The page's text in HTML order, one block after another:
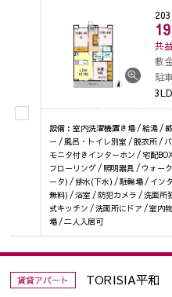
共
敷
駐
設備：室内洗濯機置き場 / 給湯 /
ー / 風呂・トイレ別室 / 脱衣所 /
モニタ付きインターホン / 宅配
フローリング / 照明器具 / ウォー
ータ) / 排水(下水) / 駐輪場 / イン
無料) / 浴室 / 防犯カメラ / 洗面所
式キッチン / 洗面所にドア / 室内
場 / 二人入居可
賃貸アパート TORISIA平和